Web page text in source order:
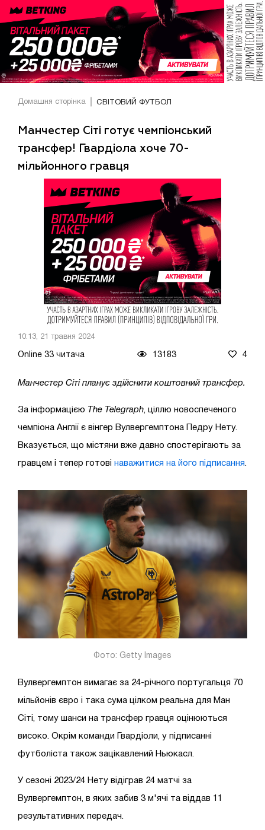
Домашня сторінка СВІТОВИЙ ФУТБОЛ
Манчестер Сіті готує чемпіонський
трансфер! Гвардіола хоче 70-
мільйонного гравця
10:13, 21 травня 2024
Online 33 читача 13183 4
Манчестер Сіті планує здійснити коштовний трансфер.
За інформацією The Telegraph , ціллю новоспеченого
чемпіона Англії є вінгер Вулвергемптона Педру Нету.
Вказується, що містяни вже давно спостерігають за
гравцем і тепер готові наважитися на його підписання
Фото: Getty Images
Вулвергемптон вимагає за 24-річного португальця 70
мільйонів євро і така сума цілком реальна для Ман
Сіті, тому шанси на трансфер гравця оцінюються
високо. Окрім команди Гвардіоли, у підписанні
футболіста також зацікавлений Ньюкасл.
У сезоні 2023/24 Нету відіграв 24 матчі за
Вулвергемптон, в яких забив 3 м'ячі та віддав 11
результативних передач.